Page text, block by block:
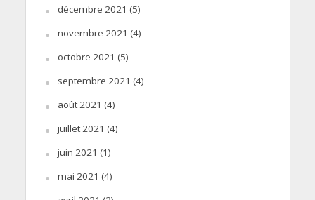
décembre 2021 (5)
novembre 2021 (4)
octobre 2021 (5)
septembre 2021 (4)
août 2021 (4)
juillet 2021 (4)
juin 2021 (1)
mai 2021 (4)